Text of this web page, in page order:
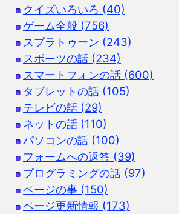
クイズいろいろ (40)
ゲーム全般 (756)
スプラトゥーン (243)
スポーツの話 (234)
スマートフォンの話 (600)
タブレットの話 (105)
テレビの話 (29)
ネットの話 (110)
パソコンの話 (100)
フォームへの返答 (39)
プログラミングの話 (97)
ページの事 (150)
ページ更新情報 (173)